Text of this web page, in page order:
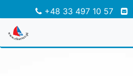
+48 33 497 10 57